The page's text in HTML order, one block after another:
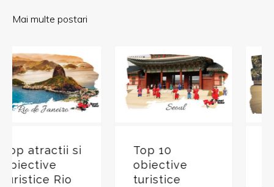
Mai multe postari
Top 10
obiective
turistice
Cuba